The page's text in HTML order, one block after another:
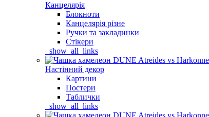
Канцелярія
Блокноти
Канцелярія різне
Ручки та закладинки
Стікери
_show_all_links
Настінний декор
Картини
Постери
Таблички
_show_all_links